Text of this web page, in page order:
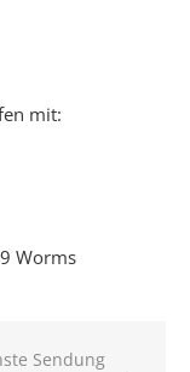
mit:
Worms
Sendung